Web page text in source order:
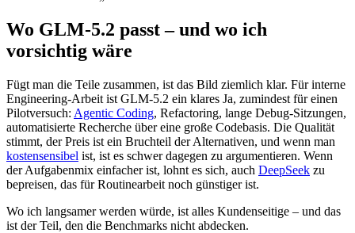
Wo GLM-5.2 passt – und wo ich
vorsichtig wäre
Fügt man die Teile zusammen, ist das Bild ziemlich klar. Für interne
Engineering-Arbeit ist GLM-5.2 ein klares Ja, zumindest für einen
Pilotversuch: Agentic Coding, Refactoring, lange Debug-Sitzungen,
automatisierte Recherche über eine große Codebasis. Die Qualität
stimmt, der Preis ist ein Bruchteil der Alternativen, und wenn man
kostensensibel ist, ist es schwer dagegen zu argumentieren. Wenn
der Aufgabenmix einfacher ist, lohnt es sich, auch DeepSeek zu
bepreisen, das für Routinearbeit noch günstiger ist.
Wo ich langsamer werden würde, ist alles Kundenseitige – und das
ist der Teil, den die Benchmarks nicht abdecken.